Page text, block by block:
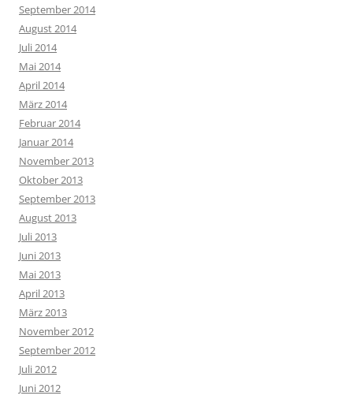
September 2014
August 2014
Juli 2014
Mai 2014
April 2014
März 2014
Februar 2014
Januar 2014
November 2013
Oktober 2013
September 2013
August 2013
Juli 2013
Juni 2013
Mai 2013
April 2013
März 2013
November 2012
September 2012
Juli 2012
Juni 2012